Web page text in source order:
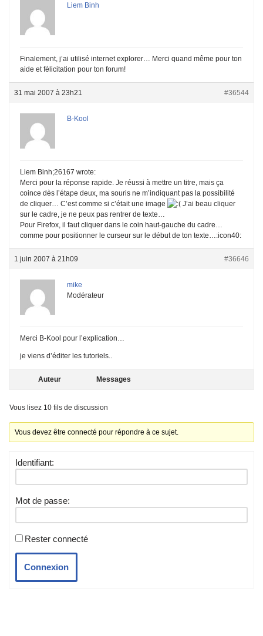
Liem Binh
Finalement, j’ai utilisé internet explorer… Merci quand même pour ton
aide et félicitation pour ton forum!
31 mai 2007 à 23h21 #36544
B-Kool
Liem Binh;26167 wrote:
Merci pour la réponse rapide. Je réussi à mettre un titre, mais ça
coince dès l’étape deux, ma souris ne m’indiquant pas la possibilité
de cliquer… C’est comme si c’était une image
J’ai beau cliquer
sur le cadre, je ne peux pas rentrer de texte…
Pour Firefox, il faut cliquer dans le coin haut-gauche du cadre…
comme pour positionner le curseur sur le début de ton texte…:icon40:
1 juin 2007 à 21h09 #36646
mike
Modérateur
Merci B-Kool pour l’explication…
je viens d’éditer les tutoriels..
Auteur Messages
Vous lisez 10 fils de discussion
Vous devez être connecté pour répondre à ce sujet.
Identifiant:
Mot de passe:
Rester connecté
Connexion